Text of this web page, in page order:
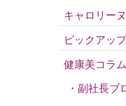
キャロリー
ピックアップ
健康美コラム
副社長ブ